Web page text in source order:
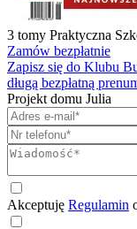
3 tomy Praktyczna
Zamów bezpłatnie
Zapisz się do Klubu
długą bezpłatną
Projekt domu Julia
Akceptuję Regulamin